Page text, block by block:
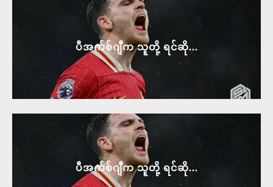
ပီအက်စ်ဂျီက သူတို့ ရင်ဆို...
ပီအက်စ်ဂျီက သူတို့ ရင်ဆို...